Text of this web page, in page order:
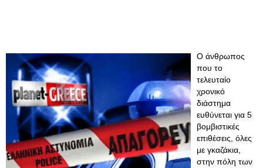
Ο άνθρωπος
που το
τελευταίο
χρονικό
διάστημα
ευθύνεται για 5
βομβιστικές
επιθέσεις, όλες
με γκαζάκια,
στην πόλη των